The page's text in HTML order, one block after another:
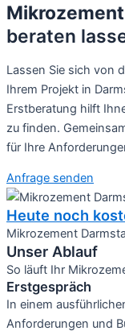
beraten
Lassen Sie sich von
Ihrem Projekt in
Erstberatung hilft
zu finden.
für Ihre
Anfrage senden
Heute noch
Mikrozement
Unser Ablauf
So läuft Ihr
Erstgespräch
In einem
Anforderungen und